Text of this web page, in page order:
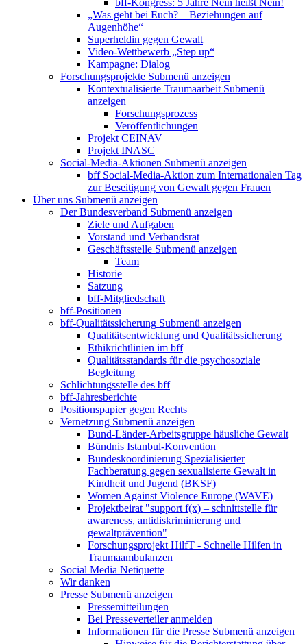
bff-Kongress: 5 Jahre Nein heißt Nein!
„Was geht bei Euch? – Beziehungen auf
Augenhöhe“
Superheldin gegen Gewalt
Video-Wettbewerb „Step up“
Kampagne: Dialog
Forschungsprojekte Submenü anzeigen
Kontextualisierte Traumaarbeit Submenü
anzeigen
Forschungsprozess
Veröffentlichungen
Projekt CEINAV
Projekt INASC
Social-Media-Aktionen Submenü anzeigen
bff Social-Media-Aktion zum Internationalen Tag
zur Beseitigung von Gewalt gegen Frauen
Über uns Submenü anzeigen
Der Bundesverband Submenü anzeigen
Ziele und Aufgaben
Vorstand und Verbandsrat
Geschäftsstelle Submenü anzeigen
Team
Historie
Satzung
bff-Mitgliedschaft
bff-Positionen
bff-Qualitätssicherung Submenü anzeigen
Qualitätsentwicklung und Qualitätssicherung
Ethikrichtlinien im bff
Qualitätsstandards für die psychosoziale
Begleitung
Schlichtungsstelle des bff
bff-Jahresberichte
Positionspapier gegen Rechts
Vernetzung Submenü anzeigen
Bund-Länder-Arbeitsgruppe häusliche Gewalt
Bündnis Istanbul-Konvention
Bundeskoordinierung Spezialisierter
Fachberatung gegen sexualisierte Gewalt in
Kindheit und Jugend (BKSF)
Women Against Violence Europe (WAVE)
Projektbeirat "support f(x) – schnittstelle für
awareness, antidiskriminierung und
gewaltprävention"
Forschungsprojekt HilfT - Schnelle Hilfen in
Traumaambulanzen
Social Media Netiquette
Wir danken
Presse Submenü anzeigen
Pressemitteilungen
Bei Presseverteiler anmelden
Informationen für die Presse Submenü anzeigen